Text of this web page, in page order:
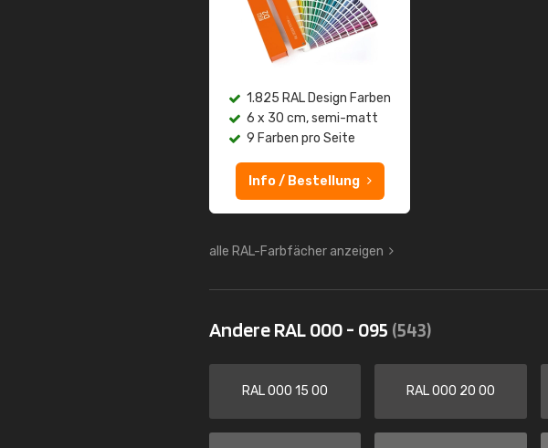
1.825 RAL Design Farben
6 x 30 cm, semi-matt
9 Farben pro Seite
Info / Bestellung
alle RAL-Farbfächer anzeigen
Andere RAL 000 - 095 (543)
RAL 000 15 00 RAL 000 20 00